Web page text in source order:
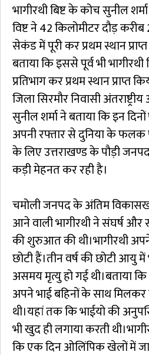
भागीरथी बिष्ट के कोच सुनील
विष्ट ने 42 किलोमीटर दौड़
सेकंड में पूरी कर प्रथम स्थान
बताया कि इससे पूर्व भी
प्रतिभाग कर प्रथम स्थान प्राप्त
जिला सिरमौर निवासी
सुनील शर्मा ने बताया कि इन
अपनी रफ्तार से दुनिया के
के लिए उत्तराखण्ड के पौड़ी
कड़ी मेहनत कर रही है।
चमोली जनपद के अंतिम
आने वाली भागीरथी ने संघर्ष
की शुरुआत की थी।भागीरथी
छोटी हैं।तीन वर्ष की छोटी आयु
असमय मृत्यु हो गई थी।बताया
अपने भाई बहिनों के साथ
थी।यहां तक कि भाईयो की
भी खुद ही लगाया करती
कि एक दिन ओलिंपिक खेलों में